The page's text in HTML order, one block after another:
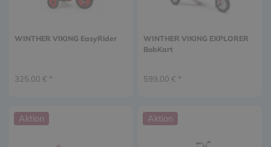
WINTHER VIKING EasyRider
325,00 € *
WINTHER VIKING EXPLORER
BobKart
599,00 € *
Aktion Aktion